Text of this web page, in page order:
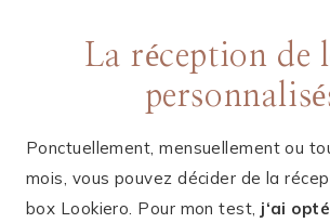
La réception de
Ponctuellement, mensuellement ou
mois, vous pouvez décider de la
box Lookiero. Pour mon test, j‘ai